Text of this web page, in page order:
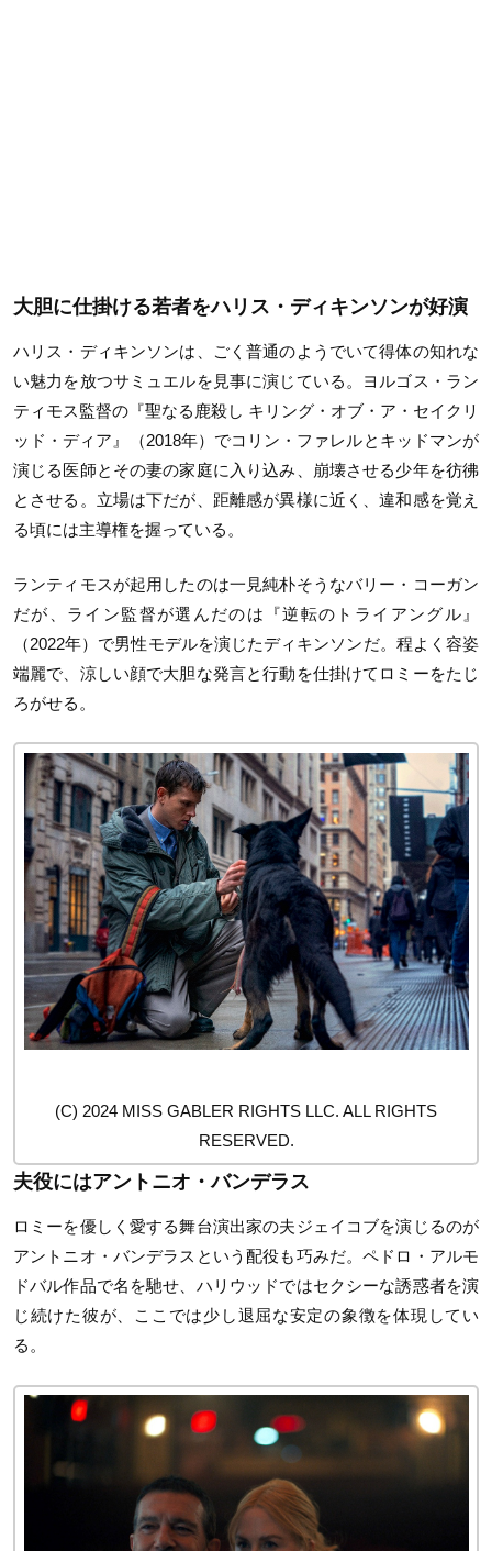
大胆に仕掛ける若者をハリス・ディキンソンが好演
ハリス・ディキンソンは、ごく普通のようでいて得体の知れな
い魅力を放つサミュエルを見事に演じている。ヨルゴス・ラン
ティモス監督の『聖なる鹿殺し キリング・オブ・ア・セイクリ
ッド・ディア』（2018年）でコリン・ファレルとキッドマンが
演じる医師とその妻の家庭に入り込み、崩壊させる少年を彷彿
とさせる。立場は下だが、距離感が異様に近く、違和感を覚え
る頃には主導権を握っている。
ランティモスが起用したのは一見純朴そうなバリー・コーガン
だが、ライン監督が選んだのは『逆転のトライアングル』
（2022年）で男性モデルを演じたディキンソンだ。程よく容姿
端麗で、涼しい顔で大胆な発言と行動を仕掛けてロミーをたじ
ろがせる。
(C) 2024 MISS GABLER RIGHTS LLC. ALL RIGHTS
RESERVED.
夫役にはアントニオ・バンデラス
ロミーを優しく愛する舞台演出家の夫ジェイコブを演じるのが
アントニオ・バンデラスという配役も巧みだ。ペドロ・アルモ
ドバル作品で名を馳せ、ハリウッドではセクシーな誘惑者を演
じ続けた彼が、ここでは少し退屈な安定の象徴を体現してい
る。